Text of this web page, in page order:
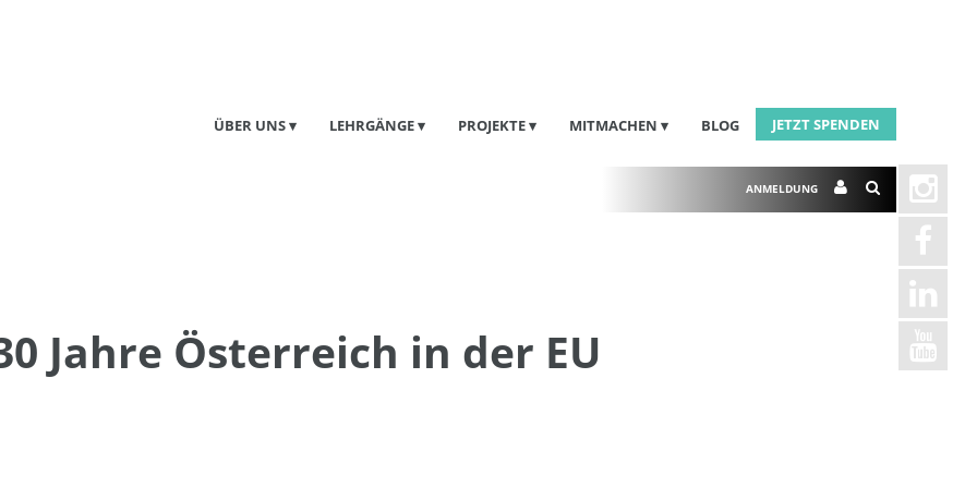
ÜBER UNS
LEHRGÄNGE PROJEKTE MITMACHEN BLOG JETZT SPENDEN
ANMELDUNG
Jahre Österreich in der EU